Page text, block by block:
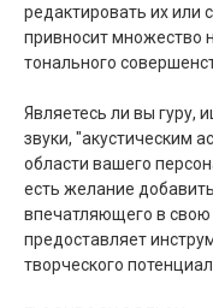
редактировать их или
привносит множество
тонального
Являетесь ли вы
звуки, "акустическим
области вашего
есть желание
впечатляющего в свою
предоставляет
творческого